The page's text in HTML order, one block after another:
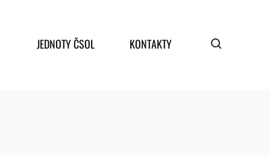
JEDNOTY ČSOL KONTAKTY